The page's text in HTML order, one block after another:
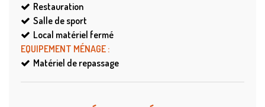
Restauration
Salle de sport
Local matériel fermé
EQUIPEMENT MÉNAGE :
Matériel de repassage